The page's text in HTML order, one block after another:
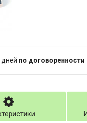
дней по договоренности